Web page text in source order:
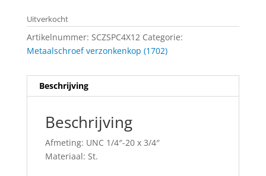
Uitverkocht
Artikelnummer: SCZSPC4X12 Categorie:
Metaalschroef verzonkenkop (1702)
Beschrijving
Beschrijving
Afmeting: UNC 1/4″-20 x 3/4″
Materiaal: St.